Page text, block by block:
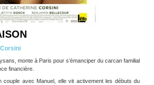
monte à Paris pour s’émanciper du carcan familial
financière.
couple avec Manuel, elle vit activement les débuts du